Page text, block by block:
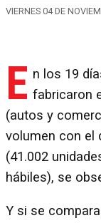
VIERNES 04 DE
E n los 19
fabricaron
(autos y
volumen con el
(41.002
hábiles), se
Y si se